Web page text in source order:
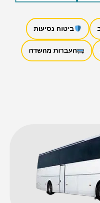
ביטוח נסיעות
העברות מהשדה